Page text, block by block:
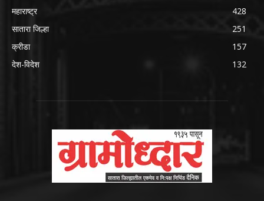
महाराष्ट्र
428
सातारा जिल्हा
251
क्रीडा
157
देश-विदेश
132